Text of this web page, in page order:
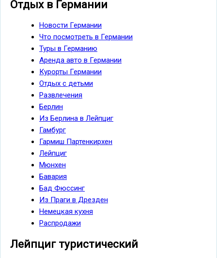
Отдых в Германии
Новости Германии
Что посмотреть в Германии
Туры в Германию
Аренда авто в Германии
Курорты Германии
Отдых c детьми
Развлечения
Берлин
Из Берлина в Лейпциг
Гамбург
Гармиш Партенкирхен
Лейпциг
Мюнхен
Бавария
Бад Фюссинг
Из Праги в Дрезден
Немецкая кухня
Распродажи
Лейпциг туристический